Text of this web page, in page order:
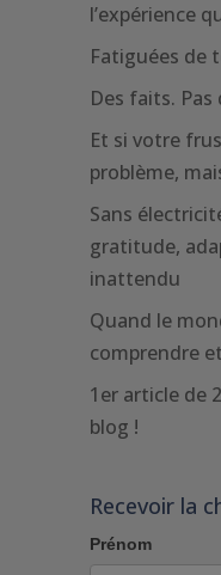
l’expérience
Fatiguées de
Des faits. Pas
Et si votre
problème,
Sans
gratitude,
inattendu
Quand le
comprendre
1er article de
blog !
Recevoir la
Prénom